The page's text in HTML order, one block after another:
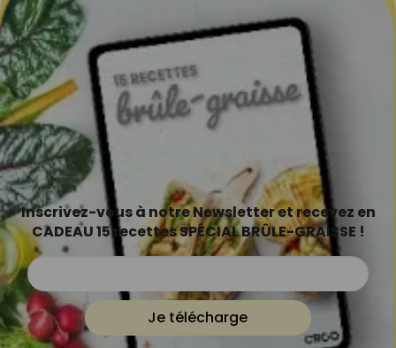
Inscrivez-vous à notre Newsletter et recevez en
CADEAU 15 recettes SPÉCIAL BRÛLE-GRAISSE !
Je télécharge